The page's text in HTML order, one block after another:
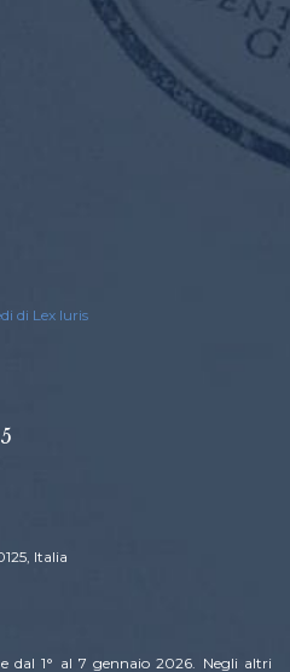
di Lex Iuris
Italia
dal 1° al 7 gennaio 2026. Negli altri